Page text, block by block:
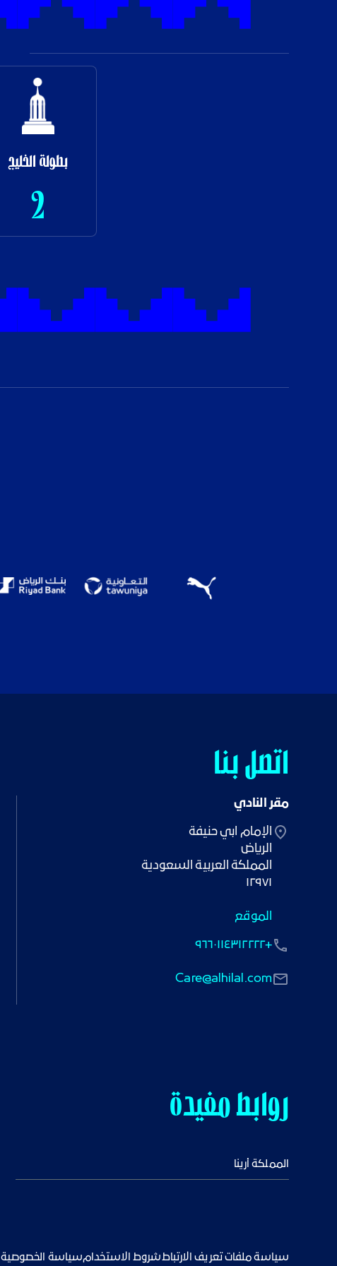
بطولة الخليج
2
اتصل بنا
مقر النادي
١٢٩٧١
الموقع
Care@alhilal.com
+٩٦٦٠١١٤٣١٢٢٢٢
روابط مفيدة
المملكة أرينا
سياسة ملفات تعريف الارتباطشروط الاستخدامسياسة الخصوصية